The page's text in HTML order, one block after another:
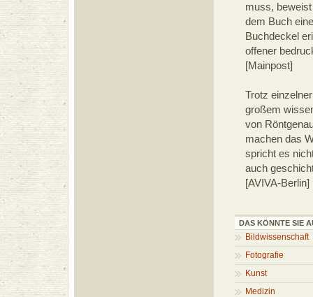
muss,
dem Buch
Buchdeckel
offener
[Mainpost]
Trotz
großem
von
machen das
spricht es
auch
[AVIVA-
DAS KÖNNTE SIE
Bildwissenschaft
Fotografie
Kunst
Medizin